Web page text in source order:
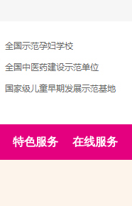
特色服务 在线服务